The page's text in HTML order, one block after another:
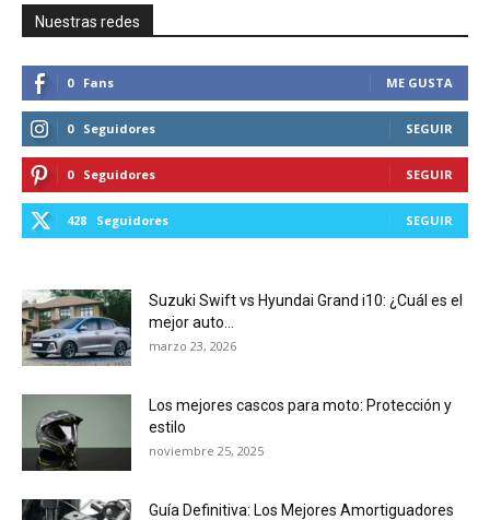
Nuestras redes
0 Fans ME GUSTA
0 Seguidores SEGUIR
0 Seguidores SEGUIR
428 Seguidores SEGUIR
Suzuki Swift vs Hyundai Grand i10: ¿Cuál es el
mejor auto...
marzo 23, 2026
Los mejores cascos para moto: Protección y
estilo
noviembre 25, 2025
Guía Definitiva: Los Mejores Amortiguadores